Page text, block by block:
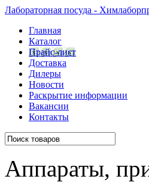
Лабораторная посуда -
Главная
Каталог
Прайс-лист
Доставка
Дилеры
Новости
Раскрытие информации
Вакансии
Контакты
Аппараты,